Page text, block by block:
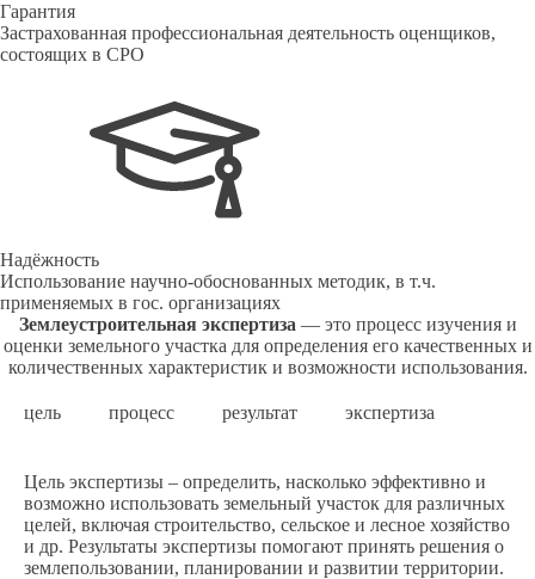
Гарантия
Застрахованная профессиональная деятельность оценщиков,
состоящих в СРО
Надёжность
Использование научно-обоснованных методик, в т.ч.
применяемых в гос. организациях
Землеустроительная экспертиза — это процесс изучения и
оценки земельного участка для определения его качественных и
количественных характеристик и возможности использования.
цель процесс результат экспертиза
Цель экспертизы – определить, насколько эффективно и
возможно использовать земельный участок для различных
целей, включая строительство, сельское и лесное хозяйство
и др. Результаты экспертизы помогают принять решения о
землепользовании, планировании и развитии территории.